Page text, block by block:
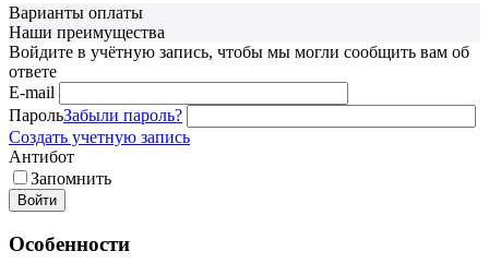
Варианты оплаты
Наши преимущества
Войдите в учётную запись, чтобы мы могли сообщить вам об
ответе
E-mail
ПарольЗабыли пароль?
Создать учетную запись
Антибот
Запомнить
Войти
Особенности